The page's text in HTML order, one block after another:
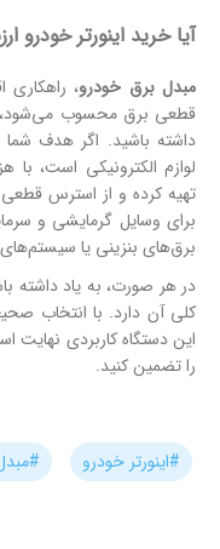
آیا خرید اینورتر خودرو
مبدل برق خودرو، راهکاری
قطعی برق محسوب می‌شود،
داشته باشید. اگر هدف
لوازم الکترونیکی است، با
تهیه کرده و از استرس قطعی
برای وسایل گرمایشی و
برق‌های بنزینی یا
در هر صورت، به یاد داشته
کلی آن دارد. با انتخاب
این دستگاه کاربردی نهایت
را تضمین کنید.
#اینورتر خودرو #